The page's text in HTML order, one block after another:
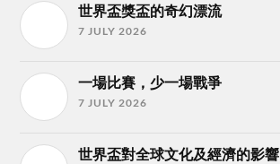
世界盃獎盃的奇幻漂流
7 JULY 2026
一場比賽，少一場戰爭
7 JULY 2026
世界盃對全球文化及經濟的影響